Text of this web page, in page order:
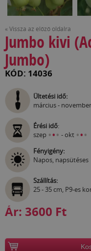
« Vissza az előző oldalra
Jumbo kivi
Jumbo)
KÓD: 14036
Ültetési idő:
március - november
Érési idő:
szep ••• - okt •••
Fényigény:
Napos, napsütéses
Szállítás:
25 - 35 cm, P9-es
Ár: 3600 Ft